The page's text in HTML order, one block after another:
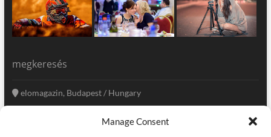
Manage Consent
megkeresés
elomagazin, Budapest / Hungary
szerkesztoseg@elomagazin.com